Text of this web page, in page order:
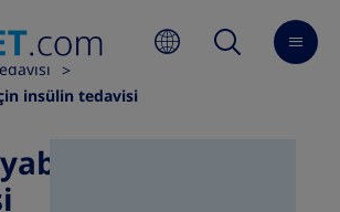
Tedavisi
insülin tedavisi
için insülin